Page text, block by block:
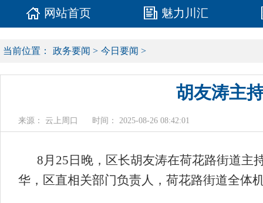
网站首页 魅力川汇
当前位置： 政务要闻 > 今日要闻 >
胡友涛主
来源： 云上周口 时间： 2025-08-26 08:42:01
8月25日晚，区长胡友涛在荷花路街道主
华，区直相关部门负责人，荷花路街道全体